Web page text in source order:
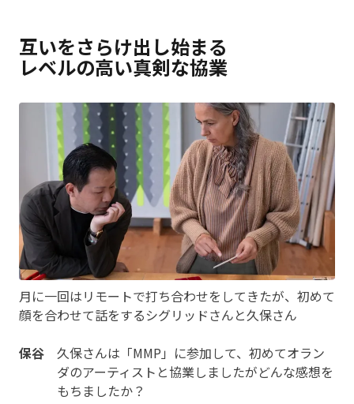
互いをさらけ出し始まる
レベルの高い真剣な協業
月に一回はリモートで打ち合わせをしてきたが、初めて
顔を合わせて話をするシグリッドさんと久保さん
保谷 久保さんは「MMP」に参加して、初めてオラン
ダのアーティストと協業しましたがどんな感想を
もちましたか？